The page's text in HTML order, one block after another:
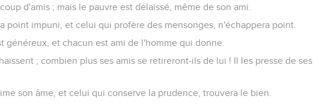
d'amis ; mais le pauvre est délaissé, même de son ami.
point impuni, et celui qui profère des mensonges, n'échappera point.
généreux, et chacun est ami de l'homme qui donne.
; combien plus ses amis se retireront-ils de lui ! Il les presse de ses
son âme, et celui qui conserve la prudence, trouvera le bien.